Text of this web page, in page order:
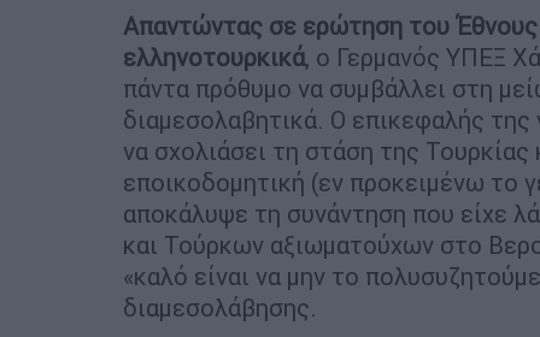
Απαντώντας σε ερώτηση του Έθνους
ελληνοτουρκικά, ο Γερμανός ΥΠΕΞ
πάντα πρόθυμο να συμβάλλει στη
διαμεσολαβητικά. Ο επικεφαλής
να σχολιάσει τη στάση της
εποικοδομητική (εν προκειμένω
αποκάλυψε τη συνάντηση που είχε
και Τούρκων αξιωματούχων στο
«καλό είναι να μην το
διαμεσολάβησης.